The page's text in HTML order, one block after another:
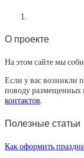
О проекте
На этом сайте мы
Если у вас возникли
поводу размещенных
контактов.
Полезные статьи
Как оформить